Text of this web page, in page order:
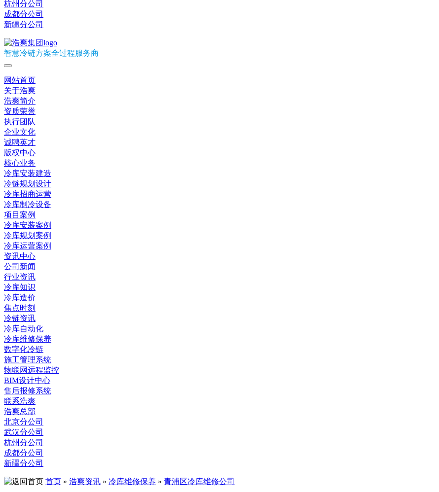
杭州分公司
成都分公司
新疆分公司
智慧冷链方案全过程服务商
网站首页
关于浩爽
浩爽简介
资质荣誉
执行团队
企业文化
诚聘英才
版权中心
核心业务
冷库安装建造
冷链规划设计
冷库招商运营
冷库制冷设备
项目案例
冷库安装案例
冷库规划案例
冷库运营案例
资讯中心
公司新闻
行业资讯
冷库知识
冷库造价
焦点时刻
冷链资讯
冷库自动化
冷库维修保养
数字化冷链
施工管理系统
物联网远程监控
BIM设计中心
售后报修系统
联系浩爽
浩爽总部
北京分公司
武汉分公司
杭州分公司
成都分公司
新疆分公司
首页 » 浩爽资讯 » 冷库维修保养 » 青浦区冷库维修公司